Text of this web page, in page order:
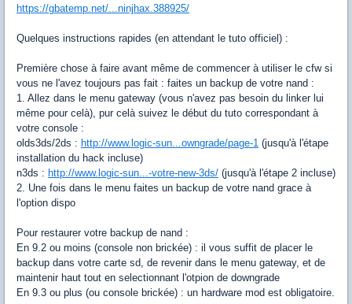
https://gbatemp.net/...ninjhax.388925/
Quelques instructions rapides (en attendant le tuto officiel) :
Première chose à faire avant même de commencer à utiliser le cfw si
vous ne l'avez toujours pas fait : faites un backup de votre nand :
1. Allez dans le menu gateway (vous n'avez pas besoin du linker lui
même pour celà), pur celà suivez le début du tuto correspondant à
votre console :
olds3ds/2ds : http://www.logic-sun...owngrade/page-1 (jusqu'à l'étape
installation du hack incluse)
n3ds : http://www.logic-sun...-votre-new-3ds/ (jusqu'à l'étape 2 incluse)
2. Une fois dans le menu faites un backup de votre nand grace à
l'option dispo
Pour restaurer votre backup de nand :
En 9.2 ou moins (console non brickée) : il vous suffit de placer le
backup dans votre carte sd, de revenir dans le menu gateway, et de
maintenir haut tout en selectionnant l'otpion de downgrade
En 9.3 ou plus (ou console brickée) : un hardware mod est obligatoire.